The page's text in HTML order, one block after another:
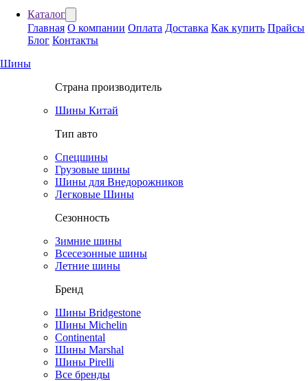
Каталог
Главная О компании Оплата Доставка Как купить Прайсы
Блог Контакты
Шины
Страна производитель
Шины Китай
Тип авто
Спецшины
Грузовые шины
Шины для Внедорожников
Легковые Шины
Сезонность
Зимние шины
Всесезонные шины
Летние шины
Бренд
Шины Bridgestone
Шины Michelin
Continental
Шины Marshal
Шины Pirelli
Все бренды